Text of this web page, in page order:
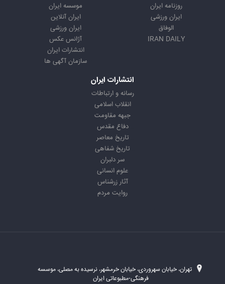
روزنامه ایران
ایران ورزشی
الوفاق
IRAN DAILY
موسسه ایران
ایران آنلاین
ایران ورزشی
آژانس عکس
انتشارات ایران
سازمان آگهی ها
انتشارات ایران
رسانه و ارتباطات
انقلاب اسلامی
جبهه مقاومت
دفاع مقدس
تاریخ معاصر
تاریخ شفاهی
سر دلبران
علوم انسانی
آثار زرشناس
روایت مردم
تهران، خیابان سهروردی، خیابان خرمشهر، نرسیده به مصلی، موسسه
فرهنگی-مطبوعاتی ایران